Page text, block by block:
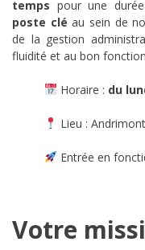
temps pour une durée
poste clé au sein de
de la gestion
fluidité et au bon
Horaire : du
Lieu : Andrimont
Entrée en
Votre